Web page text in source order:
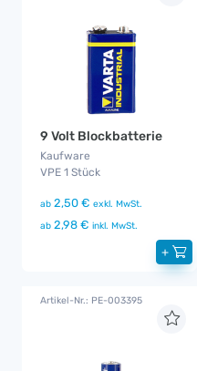
9 Volt Blockbatterie
Kaufware
VPE 1 Stück
ab 2,50 € exkl. MwSt.
ab 2,98 € inkl. MwSt.
+
Artikel-Nr.: PE-003395